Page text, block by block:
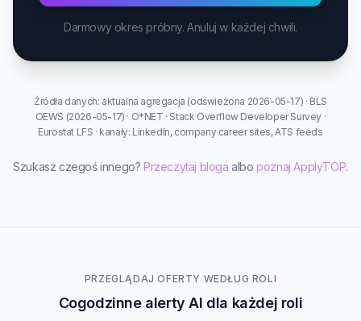
Darmowy okres próbny. Anuluj w każdej chwili.
Źródła danych: aktualna agregacja (odświeżona 2026-05-17) · BLS
OEWS (2026-05-17) · O*NET · Stack Overflow Developer Survey ·
Eurostat LFS · kanały: LinkedIn, company career sites, ATS feeds
Szukasz czegoś innego? Przeczytaj bloga albopoznaj ApplyTOP.
PRZEGLĄDAJ OFERTY WEDŁUG ROLI
Cogodzinne alerty AI dla każdej roli